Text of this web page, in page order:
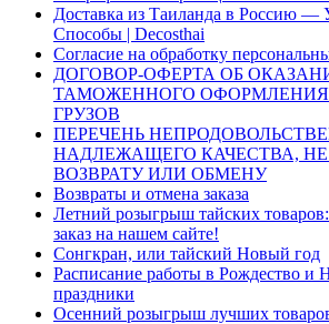
Доставка из Таиланда в Россию —
Способы | Decosthai
Согласие на обработку
ДОГОВОР-ОФЕРТА ОБ
ТАМОЖЕННОГО ОФОРМЛЕНИЯ
ГРУЗОВ
ПЕРЕЧЕНЬ
НАДЛЕЖАЩЕГО КАЧЕСТВА,
ВОЗВРАТУ ИЛИ ОБМЕНУ
Возвраты и отмена заказа
Летний розыгрыш тайских
заказ на нашем сайте!
Сонгкран, или тайский Новый год
Расписание работы в Рождество и
праздники
Осенний розыгрыш лучших